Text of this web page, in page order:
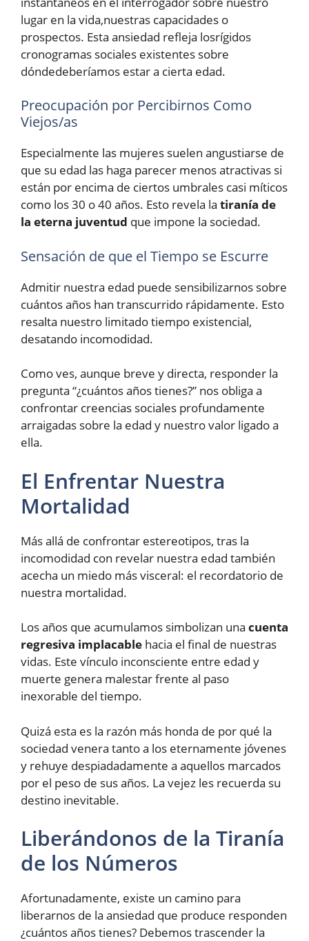
lugar en la vida,nuestras capacidades o
prospectos. Esta ansiedad refleja losrígidos
cronogramas sociales existentes sobre
dóndedeberíamos estar a cierta edad.
Preocupación por Percibirnos Como
Viejos/as
Especialmente las mujeres suelen angustiarse de
que su edad las haga parecer menos atractivas si
están por encima de ciertos umbrales casi míticos
como los 30 o 40 años. Esto revela la tiranía de
la eterna juventud que impone la sociedad.
Sensación de que el Tiempo se Escurre
Admitir nuestra edad puede sensibilizarnos sobre
cuántos años han transcurrido rápidamente. Esto
resalta nuestro limitado tiempo existencial,
desatando incomodidad.
Como ves, aunque breve y directa, responder la
pregunta “¿cuántos años tienes?” nos obliga a
confrontar creencias sociales profundamente
arraigadas sobre la edad y nuestro valor ligado a
ella.
El Enfrentar Nuestra
Mortalidad
Más allá de confrontar estereotipos, tras la
incomodidad con revelar nuestra edad también
acecha un miedo más visceral: el recordatorio de
nuestra mortalidad.
Los años que acumulamos simbolizan una cuenta
regresiva implacable hacia el final de nuestras
vidas. Este vínculo inconsciente entre edad y
muerte genera malestar frente al paso
inexorable del tiempo.
Quizá esta es la razón más honda de por qué la
sociedad venera tanto a los eternamente jóvenes
y rehuye despiadadamente a aquellos marcados
por el peso de sus años. La vejez les recuerda su
destino inevitable.
Liberándonos de la Tiranía
de los Números
Afortunadamente, existe un camino para
liberarnos de la ansiedad que produce responden
¿cuántos años tienes? Debemos trascender la